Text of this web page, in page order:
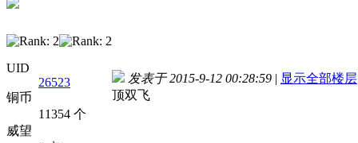
UID
26523
铜币
11354 个
威望
发表于 2015-9-12 00:28:59 | 显示全部楼层
顶双飞